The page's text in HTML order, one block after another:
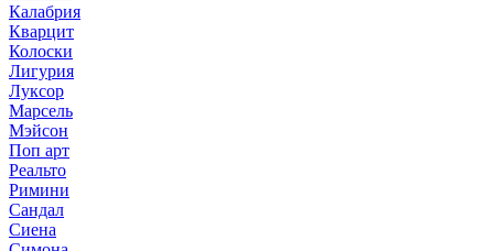
Калабрия
Кварцит
Колоски
Лигурия
Луксор
Марсель
Мэйсон
Поп арт
Реальто
Римини
Сандал
Сиена